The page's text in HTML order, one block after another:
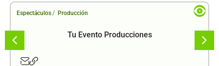
Espectáculos / Producción
Tu Evento Producciones